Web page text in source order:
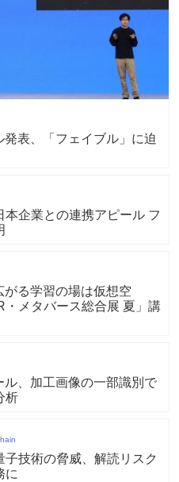
表、「フェイブル」に迫
本企業との連携アピール フ
る学習の場は仮想空
メタバース総合展 夏」講
ル、加工画像の一部識別で
析
子技術の脅威、解読リスク
に